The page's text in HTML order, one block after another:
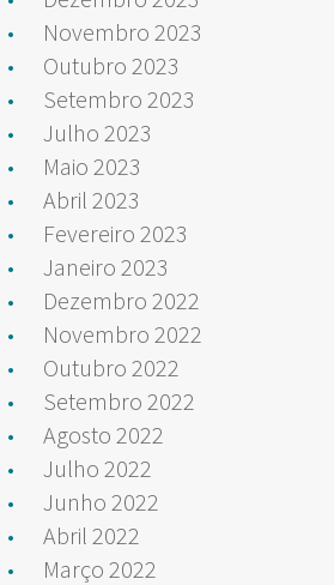
Novembro 2023
Outubro 2023
Setembro 2023
Julho 2023
Maio 2023
Abril 2023
Fevereiro 2023
Janeiro 2023
Dezembro 2022
Novembro 2022
Outubro 2022
Setembro 2022
Agosto 2022
Julho 2022
Junho 2022
Abril 2022
Março 2022